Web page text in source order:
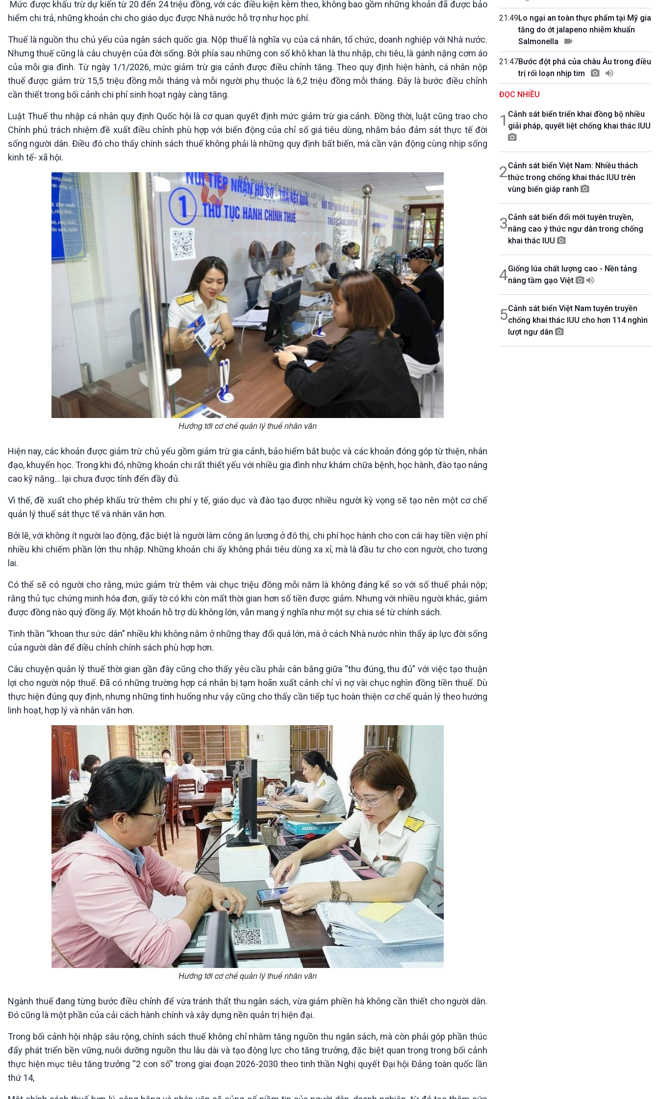
360 độ Sức khỏe
Chuyển đổi Xanh
Chuyên gia của bạn
Xã hội chuyển động
Bước chân đến trường
Kết nối công nghệ
Sống chung với biến đổi
Chát với người nổi tiếng
Câu chuyện Thể thao
Video
Câu chuyện thời sự
Dòng chảy sự kiện
Đối thoại
Diễn đàn chủ nhật
Chuyện đêm
VOV1 đặc biệt
Thanh âm ký sự
Các chương trình đặc biệt
Mức được khấu trừ dự kiến từ 20 đến 24 triệu đồng, với các điều kiện kèm theo, không bao gồm những khoản đã được bảo
hiểm chi trả, những khoản chi cho giáo dục được Nhà nước hỗ trợ như học phí.
Thuế là nguồn thu chủ yếu của ngân sách quốc gia. Nộp thuế là nghĩa vụ của cá nhân, tổ chức, doanh nghiệp với Nhà nước.
Nhưng thuế cũng là câu chuyện của đời sống. Bởi phía sau những con số khô khan là thu nhập, chi tiêu, là gánh nặng cơm áo
của mỗi gia đình. Từ ngày 1/1/2026, mức giảm trừ gia cảnh được điều chỉnh tăng. Theo quy định hiện hành, cá nhân nộp
thuế được giảm trừ 15,5 triệu đồng mỗi tháng và mỗi người phụ thuộc là 6,2 triệu đồng mỗi tháng. Đây là bước điều chỉnh
cần thiết trong bối cảnh chi phí sinh hoạt ngày càng tăng.
Luật Thuế thu nhập cá nhân quy định Quốc hội là cơ quan quyết định mức giảm trừ gia cảnh. Đồng thời, luật cũng trao cho
Chính phủ trách nhiệm đề xuất điều chỉnh phù hợp với biến động của chỉ số giá tiêu dùng, nhằm bảo đảm sát thực tế đời
sống người dân. Điều đó cho thấy chính sách thuế không phải là những quy định bất biến, mà cần vận động cùng nhịp sống
kinh tế- xã hội.
Hướng tới cơ chế quản lý thuế nhân văn
Hiện nay, các khoản được giảm trừ chủ yếu gồm giảm trừ gia cảnh, bảo hiểm bắt buộc và các khoản đóng góp từ thiện, nhân
đạo, khuyến học. Trong khi đó, những khoản chi rất thiết yếu với nhiều gia đình như khám chữa bệnh, học hành, đào tạo nâng
cao kỹ năng… lại chưa được tính đến đầy đủ.
Vì thế, đề xuất cho phép khấu trừ thêm chi phí y tế, giáo dục và đào tạo được nhiều người kỳ vọng sẽ tạo nên một cơ chế
quản lý thuế sát thực tế và nhân văn hơn.
Bởi lẽ, với không ít người lao động, đặc biệt là người làm công ăn lương ở đô thị, chi phí học hành cho con cái hay tiền viện phí
nhiều khi chiếm phần lớn thu nhập. Những khoản chi ấy không phải tiêu dùng xa xỉ, mà là đầu tư cho con người, cho tương
lai.
Có thể sẽ có người cho rằng, mức giảm trừ thêm vài chục triệu đồng mỗi năm là không đáng kể so với số thuế phải nộp;
rằng thủ tục chứng minh hóa đơn, giấy tờ có khi còn mất thời gian hơn số tiền được giảm. Nhưng với nhiều người khác, giảm
được đồng nào quý đồng ấy. Một khoản hỗ trợ dù không lớn, vẫn mang ý nghĩa như một sự chia sẻ từ chính sách.
Tinh thần “khoan thư sức dân” nhiều khi không nằm ở những thay đổi quá lớn, mà ở cách Nhà nước nhìn thấy áp lực đời sống
của người dân để điều chỉnh chính sách phù hợp hơn.
Câu chuyện quản lý thuế thời gian gần đây cũng cho thấy yêu cầu phải cân bằng giữa “thu đúng, thu đủ” với việc tạo thuận
lợi cho người nộp thuế. Đã có những trường hợp cá nhân bị tạm hoãn xuất cảnh chỉ vì nợ vài chục nghìn đồng tiền thuế. Dù
thực hiện đúng quy định, nhưng những tình huống như vậy cũng cho thấy cần tiếp tục hoàn thiện cơ chế quản lý theo hướng
linh hoạt, hợp lý và nhân văn hơn.
Hướng tới cơ chế quản lý thuế nhân văn
Ngành thuế đang từng bước điều chỉnh để vừa tránh thất thu ngân sách, vừa giảm phiền hà không cần thiết cho người dân.
Đó cũng là một phần của cải cách hành chính và xây dựng nền quản trị hiện đại.
Trong bối cảnh hội nhập sâu rộng, chính sách thuế không chỉ nhằm tăng nguồn thu ngân sách, mà còn phải góp phần thúc
đẩy phát triển bền vững, nuôi dưỡng nguồn thu lâu dài và tạo động lực cho tăng trưởng, đặc biệt quan trọng trong bối cảnh
thực hiện mục tiêu tăng trưởng “2 con số” trong giai đoạn 2026-2030 theo tinh thần Nghị quyết Đại hội Đảng toàn quốc lần
thứ 14,
21:49Lo ngại an toàn thực phẩm tại Mỹ gia
tăng do ớt jalapeno nhiễm khuẩn
Salmonella
21:47Bước đột phá của châu Âu trong điều
trị rối loạn nhịp tim
ĐỌC NHIỀU
1 Cảnh sát biển triển khai đồng bộ nhiều
giải pháp, quyết liệt chống khai thác IUU
2Cảnh sát biển Việt Nam: Nhiều thách
thức trong chống khai thác IUU trên
vùng biển giáp ranh
3Cảnh sát biển đổi mới tuyên truyền,
nâng cao ý thức ngư dân trong chống
khai thác IUU
4Giống lúa chất lượng cao - Nền tảng
nâng tầm gạo Việt
5Cảnh sát biển Việt Nam tuyên truyền
chống khai thác IUU cho hơn 114 nghìn
lượt ngư dân